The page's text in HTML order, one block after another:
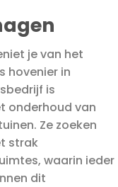
je van het
hovenier in
is
onderhoud van
Ze zoeken
strak
waarin ieder
dit